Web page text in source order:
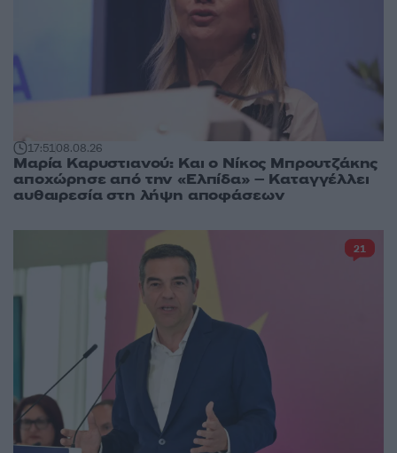
17:5108.08.26
Μαρία Καρυστιανού: Και ο Νίκος Μπρουτζάκης
αποχώρησε από την «Ελπίδα» – Καταγγέλλει
αυθαιρεσία στη λήψη αποφάσεων
21